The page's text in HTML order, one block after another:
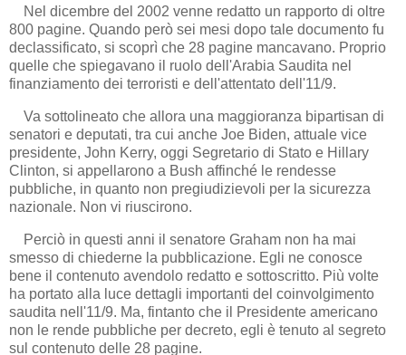
Nel dicembre del 2002 venne redatto un rapporto di oltre
800 pagine. Quando però sei mesi dopo tale documento fu
declassificato, si scoprì che 28 pagine mancavano. Proprio
quelle che spiegavano il ruolo dell'Arabia Saudita nel
finanziamento dei terroristi e dell'attentato dell'11/9.
Va sottolineato che allora una maggioranza bipartisan di
senatori e deputati, tra cui anche Joe Biden, attuale vice
presidente, John Kerry, oggi Segretario di Stato e Hillary
Clinton, si appellarono a Bush affinché le rendesse
pubbliche, in quanto non pregiudizievoli per la sicurezza
nazionale. Non vi riuscirono.
Perciò in questi anni il senatore Graham non ha mai
smesso di chiederne la pubblicazione. Egli ne conosce
bene il contenuto avendolo redatto e sottoscritto. Più volte
ha portato alla luce dettagli importanti del coinvolgimento
saudita nell'11/9. Ma, fintanto che il Presidente americano
non le rende pubbliche per decreto, egli è tenuto al segreto
sul contenuto delle 28 pagine.